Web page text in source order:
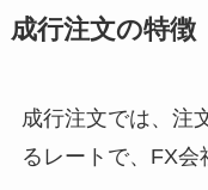
成行注文の特徴
成行注文では、注
るレートで、FX会